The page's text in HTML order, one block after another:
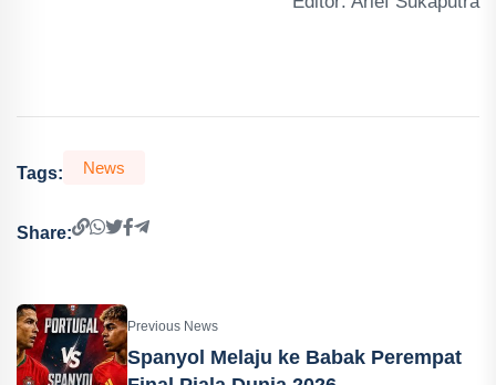
Tags: News
Share:
Previous News
Spanyol Melaju ke Babak Perempat